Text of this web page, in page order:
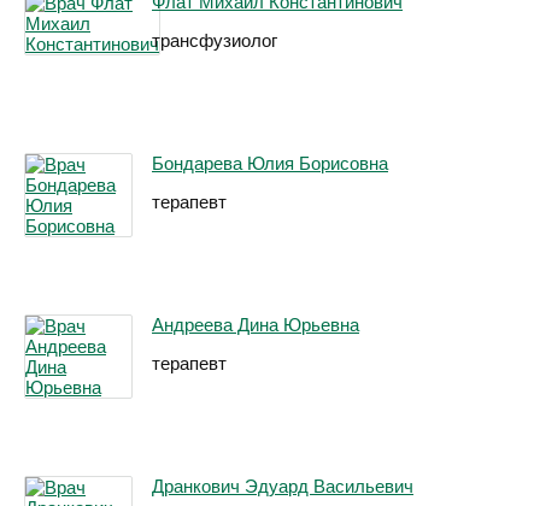
трансфузиолог
Бондарева Юлия Борисовна
терапевт
Андреева Дина Юрьевна
терапевт
Дранкович Эдуард Васильевич